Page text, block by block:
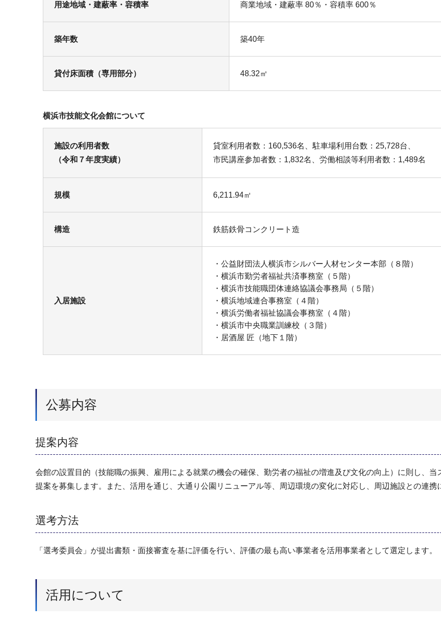
用途地域・建蔽率・容積率 商業地域・建蔽率 80％・容積率 600％
築年数 築40年
貸付床面積（専用部分） 48.32㎡
横浜市技能文化会館について
施設の利用者数
（令和７年度実績）
貸室利用者数：160,536名、駐車場利用台数：25,728台、
市民講座参加者数：1,832名、労働相談等利用者数：1,489名
規模 6,211.94㎡
構造 鉄筋鉄骨コンクリート造
入居施設
・公益財団法人横浜市シルバー人材センター本部（８階）
・横浜市勤労者福祉共済事務室（５階）
・横浜市技能職団体連絡協議会事務局（５階）
・横浜地域連合事務室（４階）
・横浜労働者福祉協議会事務室（４階）
・横浜市中央職業訓練校（３階）
・居酒屋 匠（地下１階）
公募内容
提案内容
会館の設置目的（技能職の振興、雇用による就業の機会の確保、勤労者の福祉の増進及び文化の向上）に則し、
提案を募集します。また、活用を通じ、大通り公園リニューアル等、周辺環境の変化に対応し、周辺施設との連
選考方法
「選考委員会」が提出書類・面接審査を基に評価を行い、評価の最も高い事業者を活用事業者として選定します。
活用について